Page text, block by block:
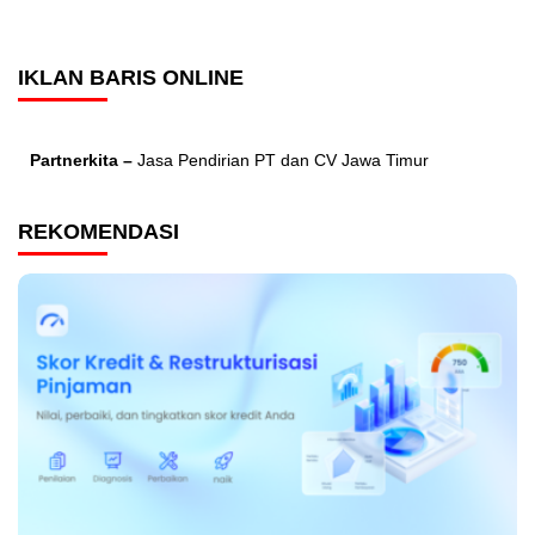
IKLAN BARIS ONLINE
Partnerkita – Jasa Pendirian PT dan CV Jawa Timur
REKOMENDASI